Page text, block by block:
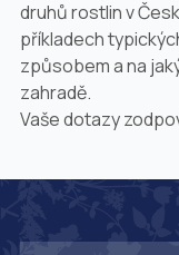
druhů rostlin v
příkladech
způsobem a na
zahradě.
Vaše dotazy